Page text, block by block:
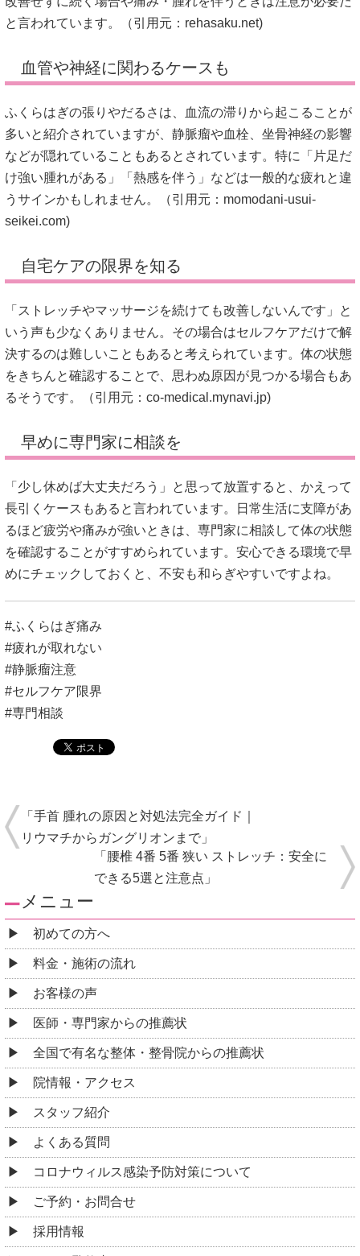
と言われています。（引用元： rehasaku.net)
血管や神経に関わるケースも
ふくらはぎの張りやだるさは、血流の滞りから起こることが
多いと紹介されていますが、静脈瘤や血栓、坐骨神経の影響
などが隠れていることもあるとされています。特に「片足だ
け強い腫れがある」「熱感を伴う」などは一般的な疲れと違
うサインかもしれません。（引用元： momodani-usui-
seikei.com)
自宅ケアの限界を知る
「ストレッチやマッサージを続けても改善しないんです」と
いう声も少なくありません。その場合はセルフケアだけで解
決するのは難しいこともあると考えられています。体の状態
をきちんと確認することで、思わぬ原因が見つかる場合もあ
るそうです。（引用元： co-medical.mynavi.jp)
早めに専門家に相談を
「少し休めば大丈夫だろう」と思って放置すると、かえって
長引くケースもあると言われています。日常生活に支障があ
るほど疲労や痛みが強いときは、専門家に相談して体の状態
を確認することがすすめられています。安心できる環境で早
めにチェックしておくと、不安も和らぎやすいですよね。
#ふくらはぎ痛み
#疲れが取れない
#静脈瘤注意
#セルフケア限界
#専門相談
「手首 腫れの原因と対処法完全ガイド｜
リウマチからガングリオンまで」
「腰椎 4番 5番 狭い ストレッチ：安全に
できる5選と注意点」
メニュー
初めての方へ
料金・施術の流れ
お客様の声
医師・専門家からの推薦状
全国で有名な整体・整骨院からの推薦状
院情報・アクセス
スタッフ紹介
よくある質問
コロナウィルス感染予防対策について
ご予約・お問合せ
採用情報